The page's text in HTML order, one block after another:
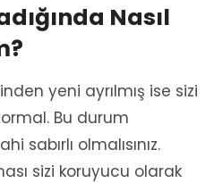
Nasıl
yeni ayrılmış ise sizi
Bu durum
sabırlı olmalısınız.
sizi koruyucu olarak